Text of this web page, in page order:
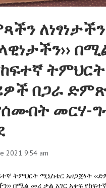
በጋራ ድምጽ
መርሃ-
2021 9:54 am
ትምህርት ሚኒስቴር አዘጋጅነት
በሚል መሪ ቃል አገር አቀፍ